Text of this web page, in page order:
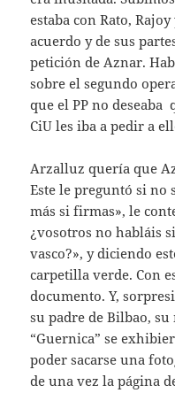
estaba con Rato,
acuerdo y de sus
petición de Aznar.
sobre el segundo
que el PP no deseaba
CiU les iba a pedir a
Arzalluz quería que
Este le preguntó si no
más si firmas», le
¿vosotros no habláis
vasco?», y diciendo
carpetilla verde. Con
documento. Y,
su padre de Bilbao,
“Guernica” se
poder sacarse una
de una vez la página